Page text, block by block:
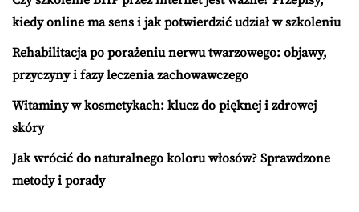
kiedy online ma sens i jak potwierdzić udział w szkoleniu
Rehabilitacja po porażeniu nerwu twarzowego: objawy,
przyczyny i fazy leczenia zachowawczego
Witaminy w kosmetykach: klucz do pięknej i zdrowej
skóry
Jak wrócić do naturalnego koloru włosów? Sprawdzone
metody i porady